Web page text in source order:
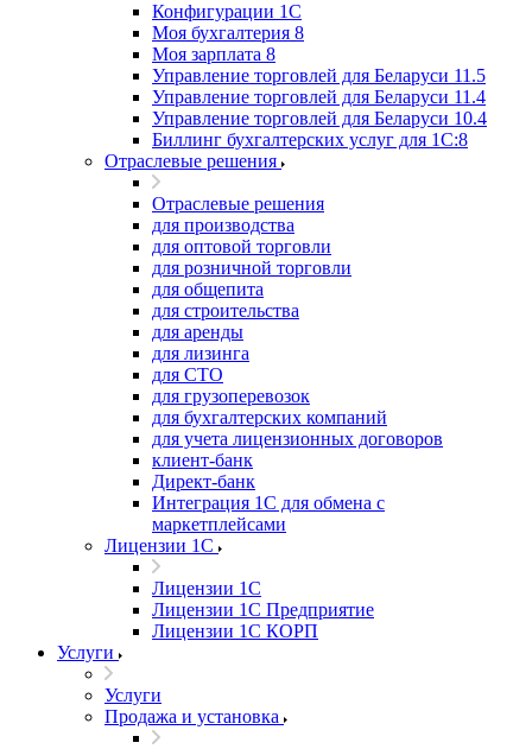
Конфигурации 1С
Моя бухгалтерия 8
Моя зарплата 8
Управление торговлей для Беларуси 11.5
Управление торговлей для Беларуси 11.4
Управление торговлей для Беларуси 10.4
Биллинг бухгалтерских услуг для 1С:8
Отраслевые решения
Отраслевые решения
для производства
для оптовой торговли
для розничной торговли
для общепита
для строительства
для аренды
для лизинга
для СТО
для грузоперевозок
для бухгалтерских компаний
для учета лицензионных договоров
клиент-банк
Директ-банк
Интеграция 1C для обмена с
маркетплейсами
Лицензии 1С
Лицензии 1С
Лицензии 1С Предприятие
Лицензии 1С КОРП
Услуги
Услуги
Продажа и установка